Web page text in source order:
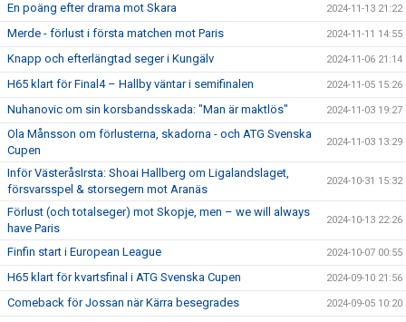
En poäng efter drama mot Skara 2024-11-13 21:22
Merde - förlust i första matchen mot Paris 2024-11-11 14:55
Knapp och efterlängtad seger i Kungälv 2024-11-06 21:14
H65 klart för Final4 – Hallby väntar i semifinalen 2024-11-05 15:26
Nuhanovic om sin korsbandsskada: "Man är maktlös" 2024-11-03 19:27
Ola Månsson om förlusterna, skadorna - och ATG Svenska
Cupen
2024-11-03 13:29
Inför VästeråsIrsta: Shoai Hallberg om Ligalandslaget,
försvarsspel & storsegern mot Aranäs
2024-10-31 15:32
Förlust (och totalseger) mot Skopje, men – we will always
have Paris
2024-10-13 22:26
Finfin start i European League 2024-10-07 00:55
H65 klart för kvartsfinal i ATG Svenska Cupen 2024-09-10 21:56
Comeback för Jossan när Kärra besegrades 2024-09-05 10:20